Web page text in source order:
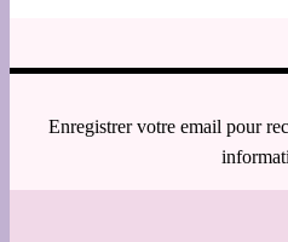
Enregistrer votre email pour